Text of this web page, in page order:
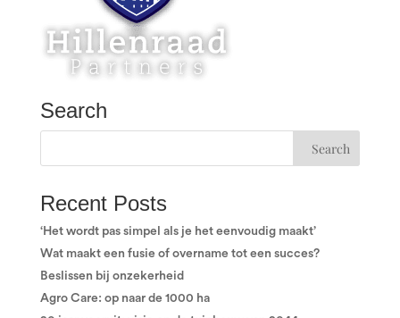
Search
Recent Posts
‘Het wordt pas simpel als je het eenvoudig maakt’
Wat maakt een fusie of overname tot een succes?
Beslissen bij onzekerheid
Agro Care: op naar de 1000 ha